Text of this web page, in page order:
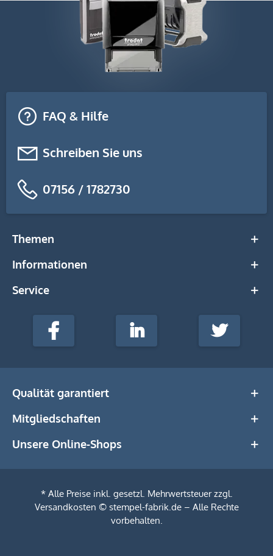
FAQ & Hilfe
Schreiben Sie uns
07156 / 1782730
Themen
Informationen
Service
stempel-
Media
Facebook LinkedIn Twitter
Qualität garantiert
Mitgliedschaften
Unsere Online-Shops
* Alle Preise inkl. gesetzl. Mehrwertsteuer zzgl.
Versandkosten © stempel-fabrik.de – Alle Rechte
vorbehalten.